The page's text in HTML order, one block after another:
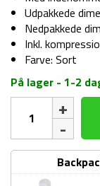
Udpakkede
Nedpakkede
Inkl.
Farve: Sort
På lager - 1-2
Treklife
Trip